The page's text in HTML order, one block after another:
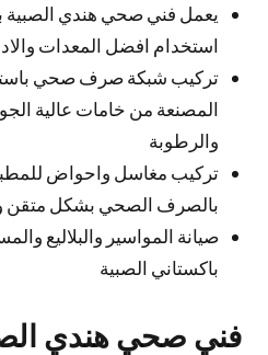
يعمل فني صحي هندي الصبية
استخدام افضل المعدات
تركيب شبكة صرف صحي
المصنعة من خامات عالية
والرطوبة
تركيب مغاسل واحواض
بالصرف الصحي بشكل متقن
صيانة المواسير والبلاليع
باكستاني الصبية
فني صحي هندي